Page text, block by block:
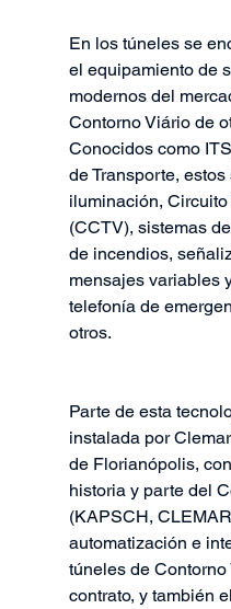
En los túneles se
el equipamiento de
modernos del
Contorno Viário de
Conocidos como
de Transporte,
iluminación,
(CCTV), sistemas
de incendios,
mensajes variables
telefonía de
otros.
Parte de esta
instalada por
de Florianópolis,
historia y parte del
(KAPSCH,
automatización e
túneles de
contrato, y también